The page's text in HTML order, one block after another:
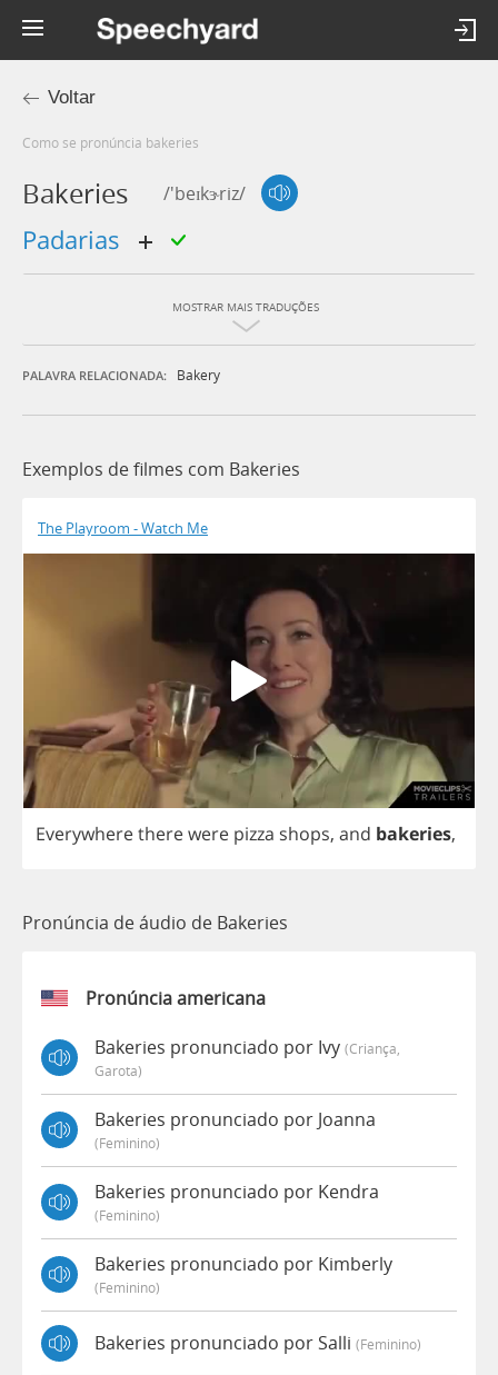
Voltar
Como se pronúncia bakeries
Bakeries /'beɪkɝriz/
padarias
MOSTRAR MAIS TRADUÇÕES
PALAVRA RELACIONADA: Bakery
Exemplos de filmes com Bakeries
The Playroom - Watch Me
Everywheretherewere pizza shops, and bakeries,
Pronúncia de áudio de Bakeries
Pronúncia americana
Bakeries pronunciado por Ivy (criança,
Garota)
Bakeries pronunciado por Joanna
(feminino)
Bakeries pronunciado por Kendra
(feminino)
Bakeries pronunciado por Kimberly
(feminino)
Bakeries pronunciado por Salli (feminino)